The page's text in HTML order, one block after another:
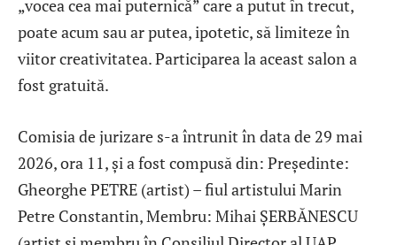
„vocea cea mai puternică” care a putut în trecut,
poate acum sau ar putea, ipotetic, să limiteze în
viitor creativitatea. Participarea la aceast salon a
fost gratuită.
Comisia de jurizare s-a întrunit în data de 29 mai
2026, ora 11, și a fost compusă din: Președinte:
Gheorghe PETRE (artist) – fiul artistului Marin
Petre Constantin, Membru: Mihai ȘERBĂNESCU